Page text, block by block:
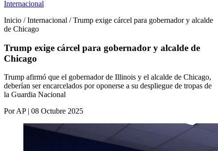
Internacional
Inicio / Internacional / Trump exige cárcel para gobernador y alcalde
de Chicago
Trump exige cárcel para gobernador y alcalde de
Chicago
Trump afirmó que el gobernador de Illinois y el alcalde de Chicago,
deberían ser encarcelados por oponerse a su despliegue de tropas de
la Guardia Nacional
Por AP | 08 Octubre 2025